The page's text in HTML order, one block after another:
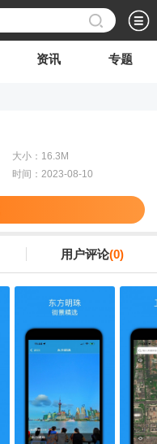
资讯 专题
大小：16.3M
时间：2023-08-10
用户评论(0)